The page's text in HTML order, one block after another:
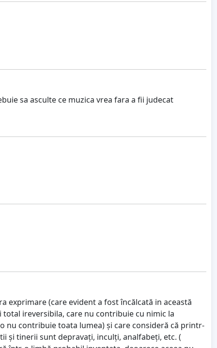
sa asculte ce muzica vrea fara a fii judecat
exprimare (care evident a fost încălcată in această
ireversibila, care nu contribuie cu nimic la
nu contribuie toata lumea) și care consideră că printr-
și tinerii sunt depravați, inculți, analfabeți, etc. (